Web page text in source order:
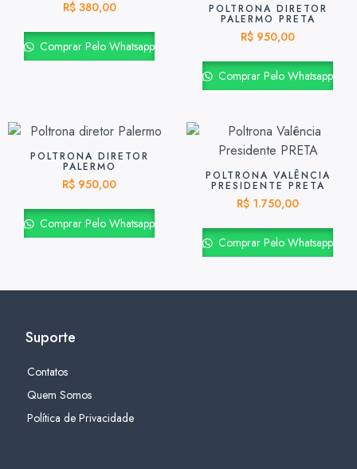
R$380,00
Comprar Pelo Whatsapp
POLTRONA DIRETOR
PALERMO PRETA
R$ 950,00
Comprar Pelo Whatsapp
POLTRONA DIRETOR
PALERMO
R$ 950,00
Comprar Pelo Whatsapp
POLTRONA VALÊNCIA
PRESIDENTE PRETA
R$ 1.750,00
Comprar Pelo Whatsapp
Suporte
Contatos
Quem Somos
Política de Privacidade